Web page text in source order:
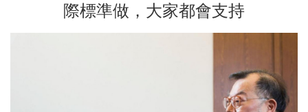
際標準做，大家都會支持